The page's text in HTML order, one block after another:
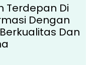
Terdepan Di
Dengan
Dan